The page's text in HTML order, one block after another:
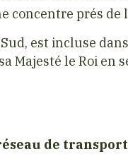
concentre prés
Sud, est incluse
Majesté le Roi en
de